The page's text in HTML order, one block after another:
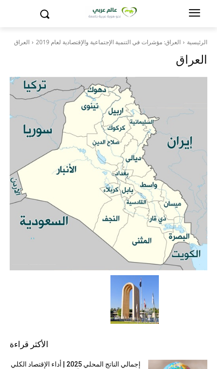
الرئيسية العراق: مؤشرات في التنمية الإجتماعية والإقتصادية لعام 2019 العراق
العراق
الأكثر قراءة
إجمالي الناتج المحلي 2025 | أداء الإقتصاد الكلي